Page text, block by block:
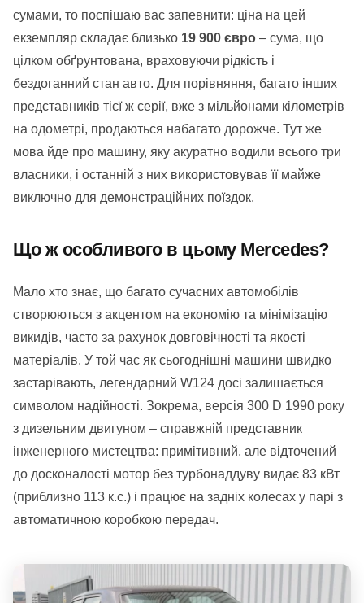
сумами, то поспішаю вас запевнити: ціна на цей
екземпляр складає близько 19 900 євро – сума, що
цілком обґрунтована, враховуючи рідкість і
бездоганний стан авто. Для порівняння, багато інших
представників тієї ж серії, вже з мільйонами кілометрів
на одометрі, продаються набагато дорожче. Тут же
мова йде про машину, яку акуратно водили всього три
власники, і останній з них використовував її майже
виключно для демонстраційних поїздок.
Що ж особливого в цьому Mercedes?
Мало хто знає, що багато сучасних автомобілів
створюються з акцентом на економію та мінімізацію
викидів, часто за рахунок довговічності та якості
матеріалів. У той час як сьогоднішні машини швидко
застарівають, легендарний W124 досі залишається
символом надійності. Зокрема, версія 300 D 1990 року
з дизельним двигуном – справжній представник
інженерного мистецтва: примітивний, але відточений
до досконалості мотор без турбонаддуву видає 83 кВт
(приблизно 113 к.с.) і працює на задніх колесах у парі з
автоматичною коробкою передач.